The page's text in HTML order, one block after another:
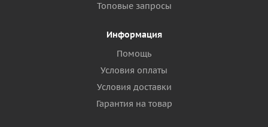
Топовые запросы
Информация
Помощь
Условия оплаты
Условия доставки
Гарантия на товар